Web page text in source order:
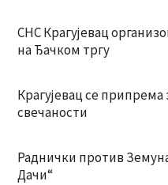
СНС Крагујевац
на Ђачком тргу
Крагујевац се припрема
свечаности
Раднички против
Дачи“